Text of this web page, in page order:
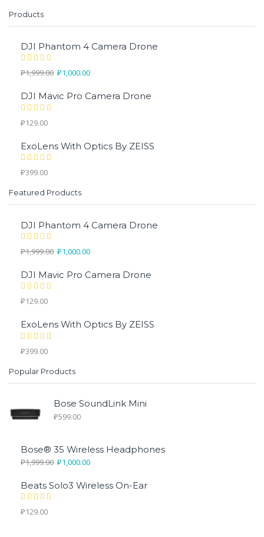
Products
DJI Phantom 4 Camera Drone
₽1,999.00 ₽1,000.00
DJI Mavic Pro Camera Drone
₽129.00
ExoLens With Optics By ZEISS
₽399.00
Featured Products
DJI Phantom 4 Camera Drone
₽1,999.00 ₽1,000.00
DJI Mavic Pro Camera Drone
₽129.00
ExoLens With Optics By ZEISS
₽399.00
Popular Products
Bose SoundLink Mini
₽599.00
Bose® 35 Wireless Headphones
₽1,999.00 ₽1,000.00
Beats Solo3 Wireless On-Ear
₽129.00